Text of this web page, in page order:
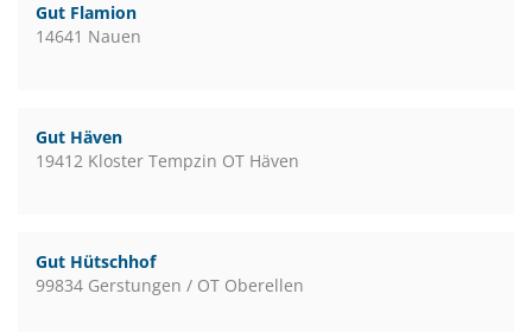
Gut Flamion
14641 Nauen
Gut Häven
19412 Kloster Tempzin OT Häven
Gut Hütschhof
99834 Gerstungen / OT Oberellen